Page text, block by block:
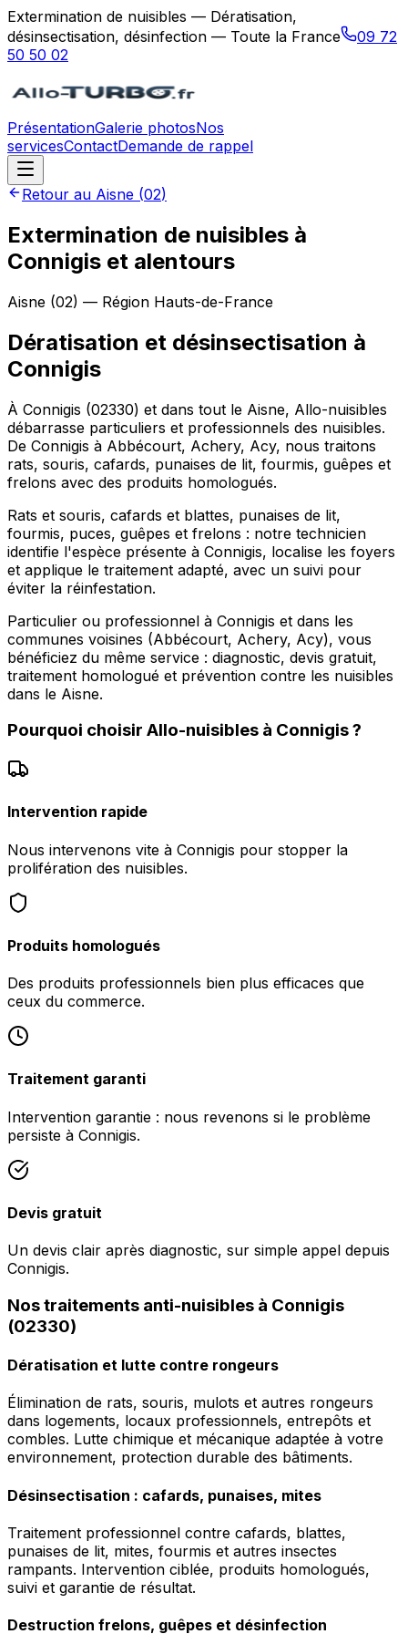
Extermination de nuisibles — Dératisation,
désinsectisation, désinfection — Toute la France
09 72
50 50 02
PrésentationGalerie photosNos
servicesContactDemande de rappel
Retour au Aisne (02)
Extermination de nuisibles à
Connigis et alentours
Aisne (02) — Région Hauts-de-France
Dératisation et désinsectisation à
Connigis
À Connigis (02330) et dans tout le Aisne, Allo-nuisibles
débarrasse particuliers et professionnels des nuisibles.
De Connigis à Abbécourt, Achery, Acy, nous traitons
rats, souris, cafards, punaises de lit, fourmis, guêpes et
frelons avec des produits homologués.
Rats et souris, cafards et blattes, punaises de lit,
fourmis, puces, guêpes et frelons : notre technicien
identifie l'espèce présente à Connigis, localise les foyers
et applique le traitement adapté, avec un suivi pour
éviter la réinfestation.
Particulier ou professionnel à Connigis et dans les
communes voisines (Abbécourt, Achery, Acy), vous
bénéficiez du même service : diagnostic, devis gratuit,
traitement homologué et prévention contre les nuisibles
dans le Aisne.
Pourquoi choisir Allo-nuisibles à Connigis?
Intervention rapide
Nous intervenons vite à Connigis pour stopper la
prolifération des nuisibles.
Produits homologués
Des produits professionnels bien plus efficaces que
ceux du commerce.
Traitement garanti
Intervention garantie : nous revenons si le problème
persiste à Connigis.
Devis gratuit
Un devis clair après diagnostic, sur simple appel depuis
Connigis.
Nos traitements anti-nuisibles à Connigis
(02330)
Dératisation et lutte contre rongeurs
Élimination de rats, souris, mulots et autres rongeurs
dans logements, locaux professionnels, entrepôts et
combles. Lutte chimique et mécanique adaptée à votre
environnement, protection durable des bâtiments.
Désinsectisation : cafards, punaises, mites
Traitement professionnel contre cafards, blattes,
punaises de lit, mites, fourmis et autres insectes
rampants. Intervention ciblée, produits homologués,
suivi et garantie de résultat.
Destruction frelons, guêpes et désinfection